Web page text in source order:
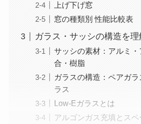
上げ下げ窓
窓の種類別 性能比較表
ガラス・サッシの構造を理
サッシの素材：アルミ
合・樹脂
ガラスの構造：ペアガ
ラス
Low-Eガラスとは
アルゴンガス充填とスペ